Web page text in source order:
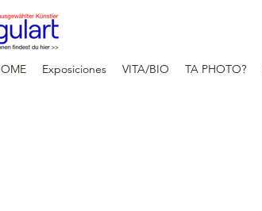
Exposiciones VITA/BIO TA PHOTO?